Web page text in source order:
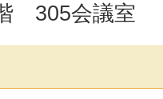
305会議室